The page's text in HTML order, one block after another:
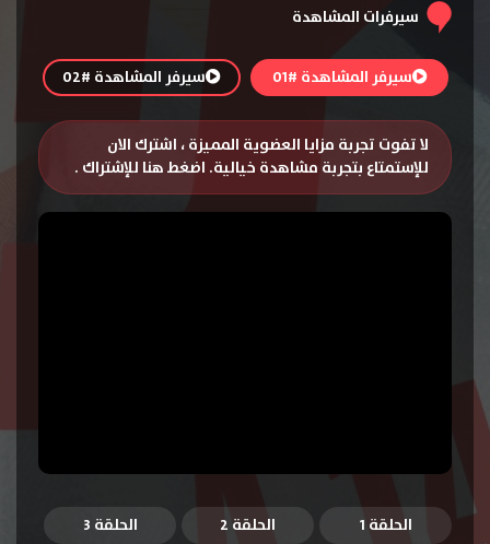
سيرفرات المشاهدة
سيرفر المشاهدة #01 سيرفر المشاهدة #02
لا تفوت تجربة مزايا العضوية المميزة ، اشترك الان
للإستمتاع بتجربة مشاهدة خيالية. اضغط هنا للإشتراك .
الحلقة 1 الحلقة 2
الحلقة 3